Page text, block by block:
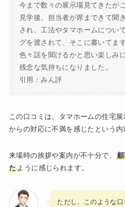
今まで数々の展示場見てきたが
見学後、担当者が席まできて聞
され、工法やタマホームについ
グを渡されて、そこに書いてま
色々話を聞けるかと思い楽しみ
残念な気持ちになりました。
引用：みん評
この口コミは、タマホームの住宅
からの対応に不満を感じたという内
来場時の挨拶や案内が不十分で、
た ように感じられます。
ただし、このような